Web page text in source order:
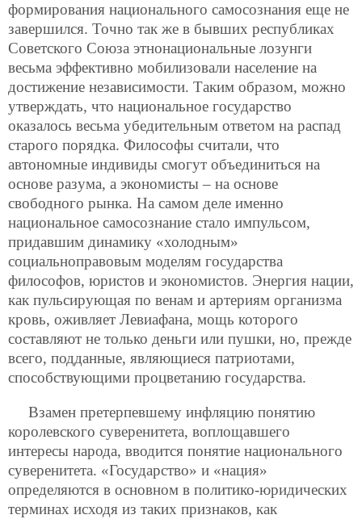
формирования национального самосознания еще не
завершился. Точно так же в бывших республиках
Советского Союза этнонациональные лозунги
весьма эффективно мобилизовали население на
достижение независимости. Таким образом, можно
утверждать, что национальное государство
оказалось весьма убедительным ответом на распад
старого порядка. Философы считали, что
автономные индивиды смогут объединиться на
основе разума, а экономисты – на основе
свободного рынка. На самом деле именно
национальное самосознание стало импульсом,
придавшим динамику «холодным»
социальноправовым моделям государства
философов, юристов и экономистов. Энергия нации,
как пульсирующая по венам и артериям организма
кровь, оживляет Левиафана, мощь которого
составляют не только деньги или пушки, но, прежде
всего, подданные, являющиеся патриотами,
способствующими процветанию государства.
Взамен претерпевшему инфляцию понятию
королевского суверенитета, воплощавшего
интересы народа, вводится понятие национального
суверенитета. «Государство» и «нация»
определяются в основном в политико-юридических
терминах исходя из таких признаков, как